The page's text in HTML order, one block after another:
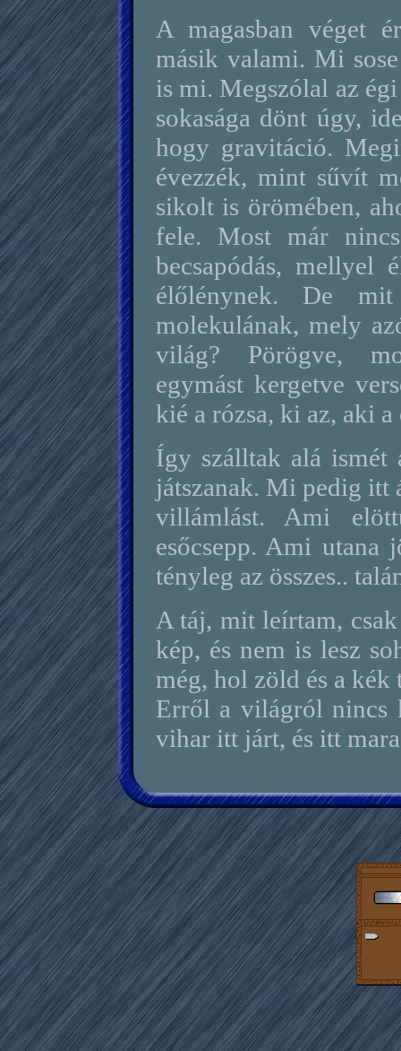
A magasban véget
másik valami. Mi
is mi. Megszólal az
sokasága dönt úgy,
hogy gravitáció.
évezzék, mint sűvít
sikolt is örömében,
fele. Most már
becsapódás, mellyel
élőlénynek. De
molekulának, mely
világ? Pörögve,
egymást kergetve
kié a rózsa, ki az, aki
Így szálltak alá ismét
játszanak. Mi pedig itt
villámlást. Ami
esőcsepp. Ami utana
tényleg az összes..
A táj, mit leírtam,
kép, és nem is lesz
még, hol zöld és a kék
Erről a világról nincs
vihar itt járt, és itt